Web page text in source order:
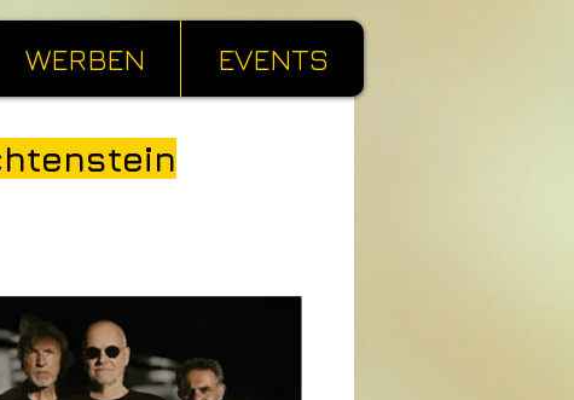
WERBEN EVENTS